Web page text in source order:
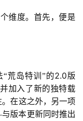
维度。首先，便是
荒岛特训”的2.0版
加入了新的独特载
在这之外，另一项
版本更新同时推出